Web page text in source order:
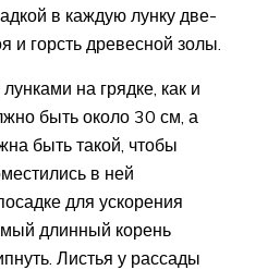
в каждую лунку две-
и горсть древесной золы.
на грядке, как и
быть около 30 см, а
быть такой, чтобы
в ней
для ускорения
длинный корень
Листья у рассады